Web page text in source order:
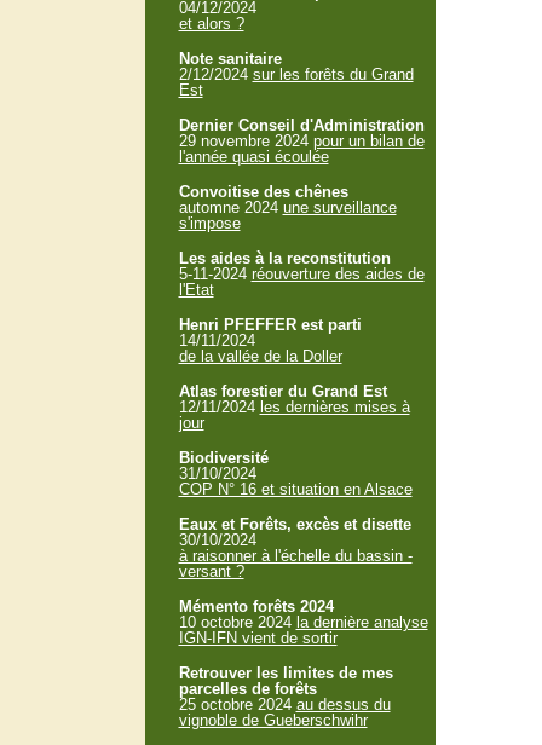
04/12/2024
et alors ?
Note sanitaire
2/12/2024 sur les forêts du Grand
Est
Dernier Conseil d'Administration
29 novembre 2024 pour un bilan de
l'année quasi écoulée
Convoitise des chênes
automne 2024 une surveillance
s'impose
Les aides à la reconstitution
5-11-2024 réouverture des aides de
l'Etat
Henri PFEFFER est parti
14/11/2024
de la vallée de la Doller
Atlas forestier du Grand Est
12/11/2024 les dernières mises à
jour
Biodiversité
31/10/2024
COP N° 16 et situation en Alsace
Eaux et Forêts, excès et disette
30/10/2024
à raisonner à l'échelle du bassin -
versant ?
Mémento forêts 2024
10 octobre 2024 la dernière analyse
IGN-IFN vient de sortir
Retrouver les limites de mes
parcelles de forêts
25 octobre 2024 au dessus du
vignoble de Gueberschwihr